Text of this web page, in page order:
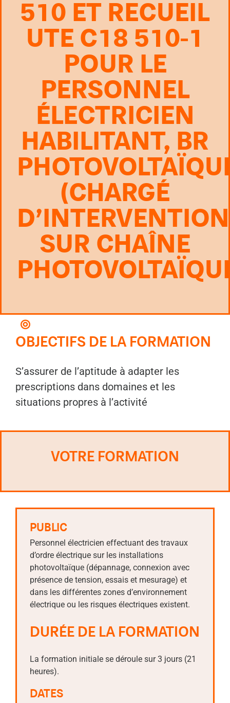
510 ET RECUEIL
UTE C18 510-1
POUR LE
PERSONNEL
ÉLECTRICIEN
HABILITANT, BR
(CHARGÉ
D’INTERVENTION
SUR CHAÎNE
OBJECTIFS DE LA FORMATION
S’assurer de l’aptitude à adapter les
prescriptions dans domaines et les
situations propres à l’activité
VOTRE FORMATION
PUBLIC
Personnel électricien effectuant des travaux
d’ordre électrique sur les installations
photovoltaïque (dépannage, connexion avec
présence de tension, essais et mesurage) et
dans les différentes zones d’environnement
électrique ou les risques électriques existent.
DURÉE DE LA FORMATION
La formation initiale se déroule sur 3 jours (21
heures).
DATES